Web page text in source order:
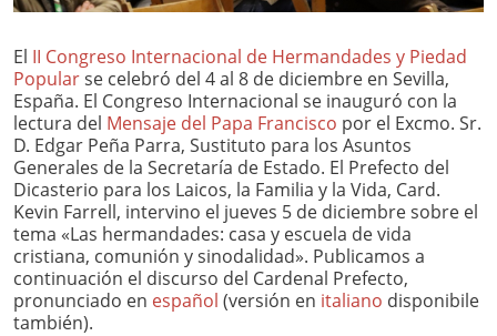
El II Congreso Internacional de Hermandades y Piedad
Popularse celebró del 4 al 8 de diciembre en Sevilla,
España. El Congreso Internacional se inauguró con la
lectura del Mensaje del Papa Francisco por el Excmo. Sr.
D. Edgar Peña Parra, Sustituto para los Asuntos
Generales de la Secretaría de Estado. El Prefecto del
Dicasterio para los Laicos, la Familia y la Vida, Card.
Kevin Farrell, intervino el jueves 5 de diciembre sobre el
tema «Las hermandades: casa y escuela de vida
cristiana, comunión y sinodalidad». Publicamos a
continuación el discurso del Cardenal Prefecto,
pronunciado en español (versión en italiano disponibile
también).